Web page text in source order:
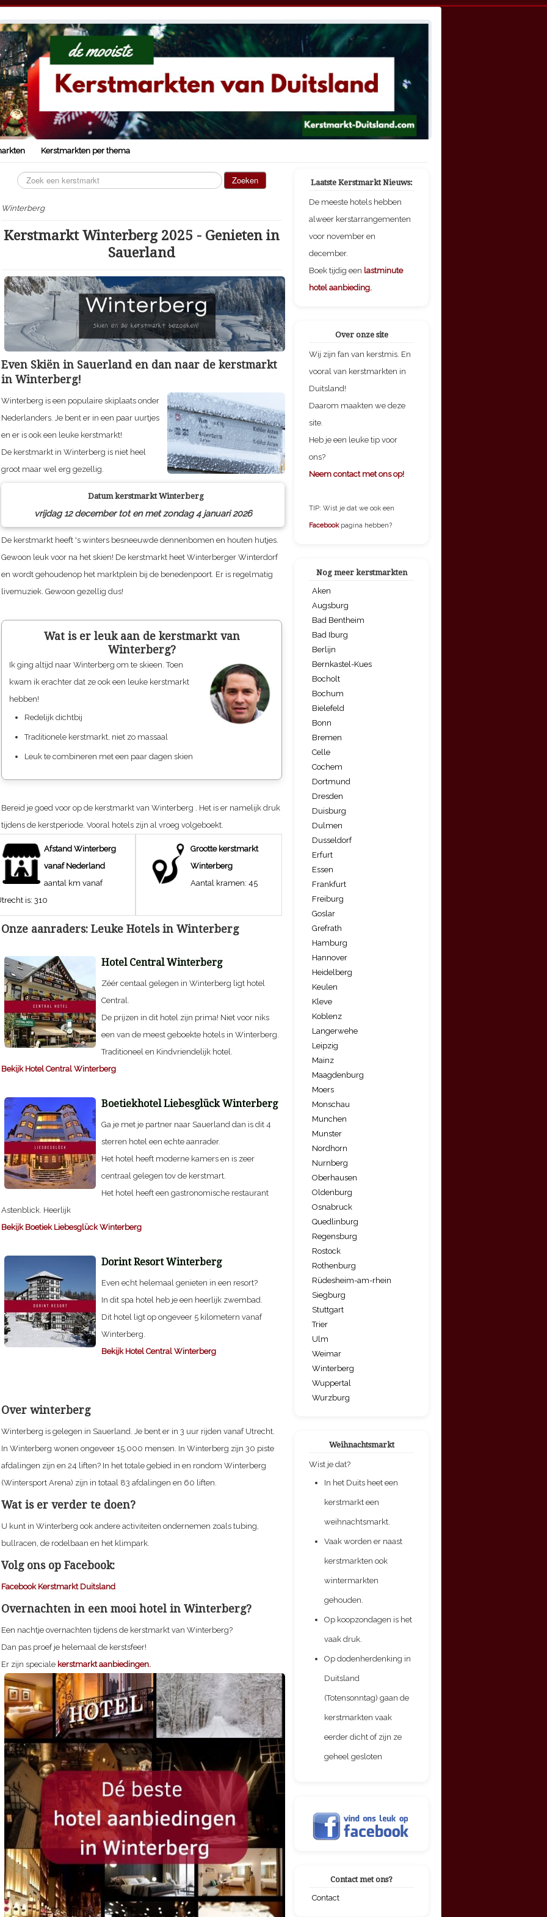
Kerstmarkten per thema
Zoeken... Zoeken
Winterberg
Kerstmarkt Winterberg 2025 - Genieten in
Sauerland
Even Skiën in Sauerland en dan naar de kerstmarkt
in Winterberg!
Winterberg is een populaire skiplaats onder
Nederlanders. Je bent er in een paar uurtjes
en er is ook een leuke kerstmarkt!
De kerstmarkt in Winterberg is niet heel
groot maar wel erg gezellig.
Datum kerstmarktWinterberg
vrijdag 12 december tot en met zondag 4 januari 2026
De kerstmarkt heeft 's winters besneeuwde dennenbomen en houten hutjes.
Gewoon leuk voor na het skien! De kerstmarkt heet Winterberger Winterdorf
en wordt gehoudenop het marktplein bij de benedenpoort. Er is regelmatig
livemuziek. Gewoon gezellig dus!
Wat is er leuk aan de kerstmarkt van
Winterberg?
Ik ging altijd naar Winterberg om te skieen. Toen
kwam ik erachter dat ze ook een leuke kerstmarkt
hebben!
Redelijk dichtbij
Traditionele kerstmarkt, niet zo massaal
Leuk te combineren met een paar dagen skien
Bereid je goed voor op de kerstmarkt van Winterberg . Het is er namelijk druk
tijdens de kerstperiode. Vooral hotels zijn al vroeg volgeboekt.
AfstandWinterberg
vanaf Nederland
aantal km vanaf
is: 310
Grootte kerstmarkt
Winterberg
Aantal kramen:45
Onze aanraders: Leuke Hotels in Winterberg
Hotel Central Winterberg
Zéér centaal gelegen in Winterberg ligt hotel
Central.
De prijzen in dit hotel zijn prima! Niet voor niks
een van de meest geboekte hotels in Winterberg.
Traditioneel en Kindvriendelijk hotel.
Bekijk Hotel Central Winterberg
Boetiekhotel Liebesglück Winterberg
Ga je met je partner naar Sauerland dan is dit 4
sterren hotel een echte aanrader.
Het hotel heeft moderne kamers en is zeer
centraal gelegen tov de kerstmart.
Het hotel heeft een gastronomische restaurant
Astenblick. Heerlijk
Bekijk Boetiek Liebesglück Winterberg
Dorint Resort Winterberg
Even echt helemaal genieten in een resort?
In dit spa hotel heb je een heerlijk zwembad.
Dit hotel ligt op ongeveer 5 kilometern vanaf
Winterberg.
Bekijk Hotel Central Winterberg
Over winterberg
Winterberg is gelegen in Sauerland. Je bent er in 3 uur rijden vanaf Utrecht.
In Winterberg wonen ongeveer 15.000 mensen. In Winterberg zijn 30 piste
afdalingen zijn en 24 liften? In het totale gebied in en rondom Winterberg
(Wintersport Arena) zijn in totaal 83 afdalingen en 60 liften.
Wat is er verder te doen?
U kunt in Winterberg ook andere activiteiten ondernemen zoals tubing,
bullracen, de rodelbaan en het klimpark.
Volg ons op Facebook:
Facebook Kerstmarkt Duitsland
Overnachten in een mooi hotel in Winterberg?
Een nachtje overnachten tijdens de kerstmarkt van Winterberg?
Dan pas proef je helemaal de kerstsfeer!
Er zijn speciale kerstmarkt aanbiedingen.
Laatste Kerstmarkt Nieuws:
De meeste hotels hebben
alweer kerstarrangementen
voor november en
december.
Boek tijdig een lastminute
hotel aanbieding.
Over onze site
Wij zijn fan van kerstmis. En
vooral van kerstmarkten in
Duitsland!
Daarom maakten we deze
site.
Heb je een leuke tip voor
ons?
Neem contact met ons op!
TIP: Wist je dat we ook een
Facebook pagina hebben?
Nog meer kerstmarkten
Aken
Augsburg
Bad Bentheim
Bad Iburg
Berlijn
Bernkastel-Kues
Bocholt
Bochum
Bielefeld
Bonn
Bremen
Celle
Cochem
Dortmund
Dresden
Duisburg
Dulmen
Dusseldorf
Erfurt
Essen
Frankfurt
Freiburg
Goslar
Grefrath
Hamburg
Hannover
Heidelberg
Keulen
Kleve
Koblenz
Langerwehe
Leipzig
Mainz
Maagdenburg
Moers
Monschau
Munchen
Munster
Nordhorn
Nurnberg
Oberhausen
Oldenburg
Osnabruck
Quedlinburg
Regensburg
Rostock
Rothenburg
Rüdesheim-am-rhein
Siegburg
Stuttgart
Trier
Ulm
Weimar
Winterberg
Wuppertal
Wurzburg
Weihnachtsmarkt
Wist je dat?
In het Duits heet een
kerstmarkt een
weihnachtsmarkt.
Vaak worden er naast
kerstmarkten ook
wintermarkten
gehouden.
Op koopzondagen is het
vaak druk.
Op dodenherdenking in
Duitsland
(Totensonntag) gaan de
kerstmarkten vaak
eerder dicht of zijn ze
geheel gesloten
Contact met ons?
Contact